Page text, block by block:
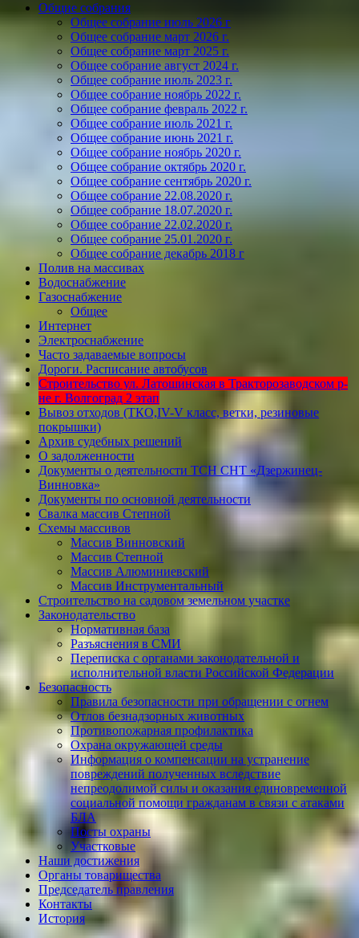
Общие собрания
Общее собрание июль 2026 г
Общее собрание март 2026 г.
Общее собрание март 2025 г.
Общее собрание август 2024 г.
Общее собрание июль 2023 г.
Общее собрание ноябрь 2022 г.
Общее собрание февраль 2022 г.
Общее собрание июль 2021 г.
Общее собрание июнь 2021 г.
Общее собрание ноябрь 2020 г.
Общее собрание октябрь 2020 г.
Общее собрание сентябрь 2020 г.
Общее собрание 22.08.2020 г.
Общее собрание 18.07.2020 г.
Общее собрание 22.02.2020 г.
Общее собрание 25.01.2020 г.
Общее собрание декабрь 2018 г
Полив на массивах
Водоснабжение
Газоснабжение
Общее
Интернет
Электроснабжение
Часто задаваемые вопросы
Дороги. Расписание автобусов
Строительство ул. Латошинская в Тракторозаводском р-
не г. Волгоград 2 этап
Вывоз отходов (ТКО,IV-V класс, ветки, резиновые
покрышки)
Архив судебных решений
О задолженности
Документы о деятельности ТСН СНТ «Дзержинец-
Винновка»
Документы по основной деятельности
Свалка массив Степной
Схемы массивов
Массив Винновский
Массив Степной
Массив Алюминиевcкий
Массив Инструментальный
Строительство на садовом земельном участке
Законодательство
Нормативная база
Разъяснения в СМИ
Переписка с органами законодательной и
исполнительной власти Российской Федерации
Безопасность
Правила безопасности при обращении с огнем
Отлов безнадзорных животных
Противопожарная профилактика
Охрана окружающей среды
Информация о компенсации на устранение
повреждений полученных вследствие
непреодолимой силы и оказания единовременной
социальной помощи гражданам в связи с атаками
БЛА
Посты охраны
Участковые
Наши достижения
Органы товарищества
Председатель правления
Контакты
История